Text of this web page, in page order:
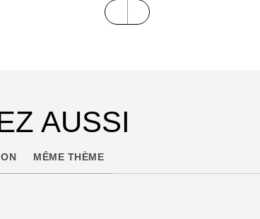
AUSSI
MÊME THÈME